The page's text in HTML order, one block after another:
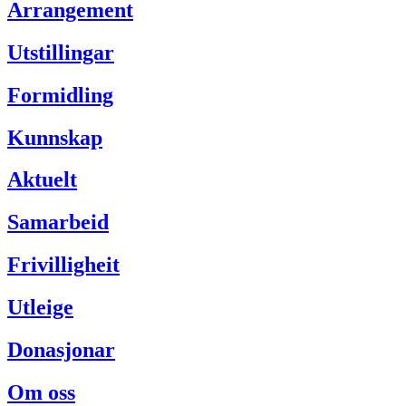
Arrangement
Utstillingar
Formidling
Kunnskap
Aktuelt
Samarbeid
Frivilligheit
Utleige
Donasjonar
Om oss